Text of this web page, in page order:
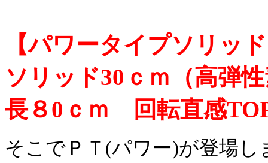
【パワータイプソリッ
ソリッド30ｃｍ（高弾
長８0ｃｍ 回転直感
そこでＰＴ (パワー)が登場し